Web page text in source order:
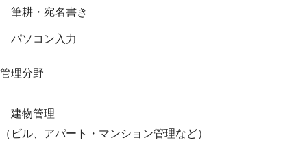
筆耕・宛名書き
パソコン入力
管理分野
建物管理
（ビル、アパート・マンション管理など）